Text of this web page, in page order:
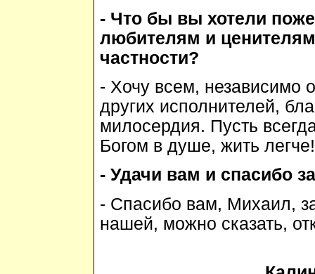
- Что бы вы хотели
любителям и
частности?
- Хочу всем, независимо
других исполнителей,
милосердия. Пусть
Богом в душе, жить легче!
- Удачи вам и спасибо
- Спасибо вам, Михаил,
нашей, можно сказать,